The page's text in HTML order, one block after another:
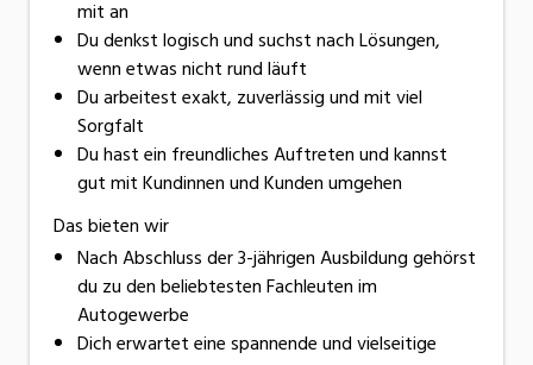
mit an
Du denkst logisch und suchst nach Lösungen,
wenn etwas nicht rund läuft
Du arbeitest exakt, zuverlässig und mit viel
Sorgfalt
Du hast ein freundliches Auftreten und kannst
gut mit Kundinnen und Kunden umgehen
Das bieten wir
Nach Abschluss der 3-jährigen Ausbildung gehörst
du zu den beliebtesten Fachleuten im
Autogewerbe
Dich erwartet eine spannende und vielseitige